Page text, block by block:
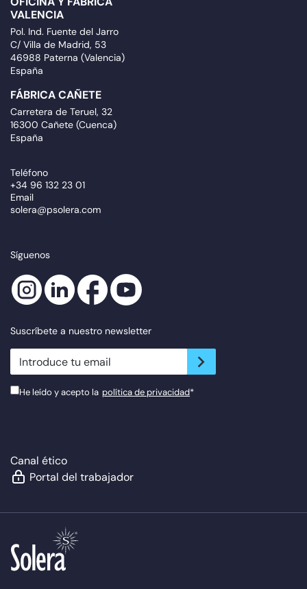
VALENCIA
Pol. Ind. Fuente del Jarro
C/ Villa de Madrid, 53
46988 Paterna (Valencia)
España
FÁBRICA CAÑETE
Carretera de Teruel, 32
16300 Cañete (Cuenca)
España
Teléfono
+34 96 132 23 01
Email
solera@psolera.com
Síguenos
Suscríbete a nuestro newsletter
newsletter.suscribe
He leído y acepto la política de privacidad*
Canal ético
Portal del trabajador